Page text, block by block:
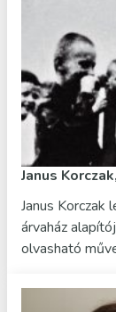
Janus
Janus Korczak
árvaház
olvasható